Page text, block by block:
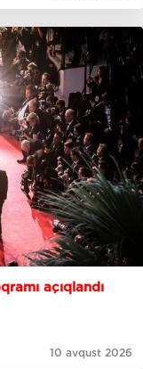
açıqlandı
10 avqust 2026